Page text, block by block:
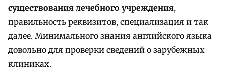
существования лечебного учреждения,
правильность реквизитов, специализация и так
далее. Минимального знания английского языка
довольно для проверки сведений о зарубежных
клиниках.